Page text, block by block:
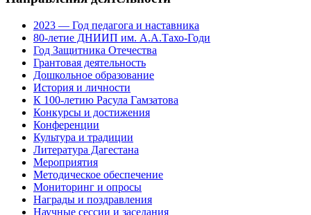
2023 — Год педагога и наставника
80-летие ДНИИП им. А.А.Тахо-Годи
Год Защитника Отечества
Грантовая деятельность
Дошкольное образование
История и личности
К 100-летию Расула Гамзатова
Конкурсы и достижения
Конференции
Культура и традиции
Литература Дагестана
Мероприятия
Методическое обеспечение
Мониторинг и опросы
Награды и поздравления
Научные сессии и заседания